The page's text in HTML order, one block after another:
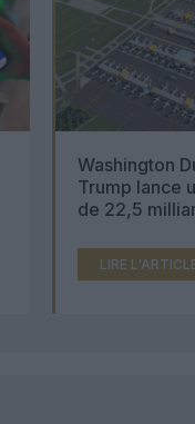
Washington
Trump lance
de 22,5
LIRE